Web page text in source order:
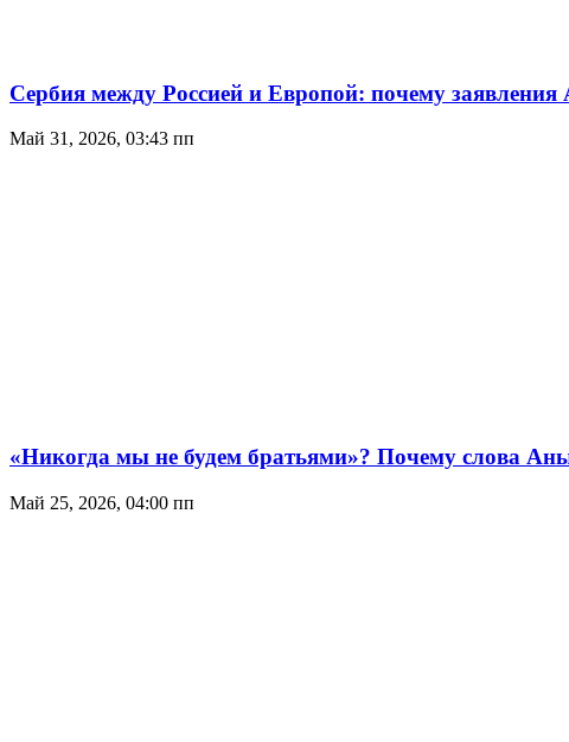
Сербия между Россией и Европой: почему
Май 31, 2026, 03:43 пп
«Никогда мы не будем братьями»? Почему слова
Май 25, 2026, 04:00 пп